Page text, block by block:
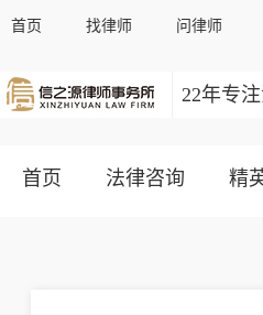
首页 找律师 问律师
22年专
首页 法律咨询 精